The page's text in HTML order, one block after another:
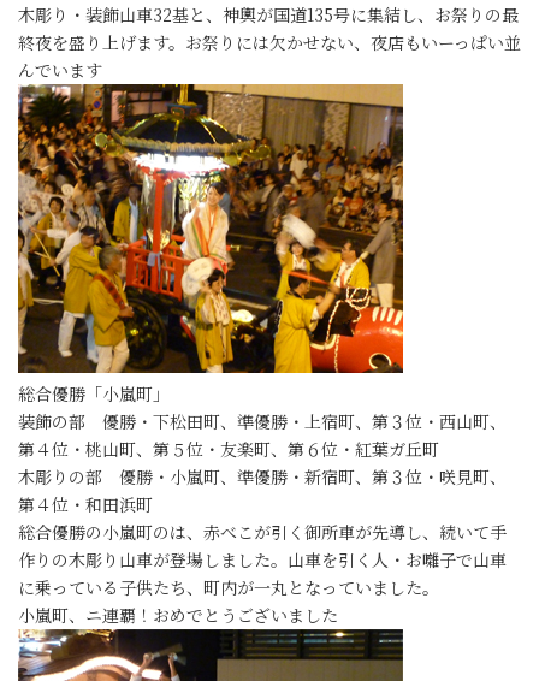
木彫り・装飾山車32基と、神輿が国道135号に集結し、お祭りの最
終夜を盛り上げます。お祭りには欠かせない、夜店もいーっぱい並
んでいます
総合優勝「小嵐町」
装飾の部 優勝・下松田町、準優勝・上宿町、第３位・西山町、
第４位・桃山町、第５位・友楽町、第６位・紅葉ガ丘町
木彫りの部 優勝・小嵐町、準優勝・新宿町、第３位・咲見町、
第４位・和田浜町
総合優勝の小嵐町のは、赤べこが引く御所車が先導し、続いて手
作りの木彫り山車が登場しました。山車を引く人・お囃子で山車
に乗っている子供たち、町内が一丸となっていました。
小嵐町、ニ連覇！おめでとうございました